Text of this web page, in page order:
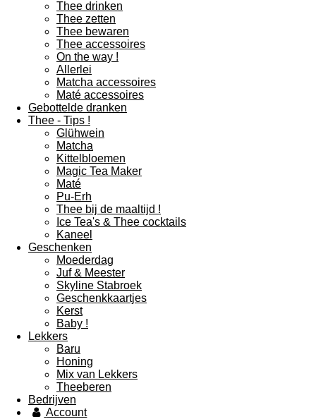
Thee drinken
Thee zetten
Thee bewaren
Thee accessoires
On the way !
Allerlei
Matcha accessoires
Maté accessoires
Gebottelde dranken
Thee - Tips !
Glühwein
Matcha
Kittelbloemen
Magic Tea Maker
Maté
Pu-Erh
Thee bij de maaltijd !
Ice Tea's & Thee cocktails
Kaneel
Geschenken
Moederdag
Juf & Meester
Skyline Stabroek
Geschenkkaartjes
Kerst
Baby !
Lekkers
Baru
Honing
Mix van Lekkers
Theeberen
Bedrijven
Account